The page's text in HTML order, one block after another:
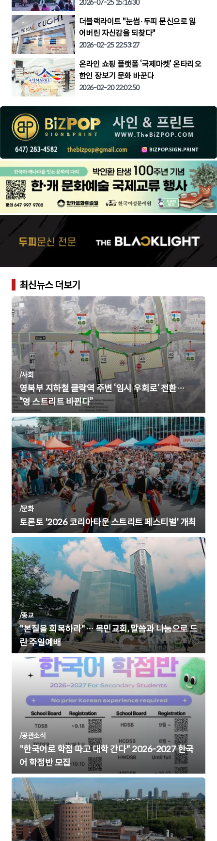
2026-07-25 15:16:30
더블랙라이트 "눈썹·두피 문신으로 잃
어버린 자신감을 되찾다"
2026-02-25 22:53:27
온라인 쇼핑 플랫폼 ‘국제마켓’ 온타리오
한인 장보기 문화 바꾼다
2026-02-20 22:02:50
최신뉴스 더보기
/사회
영북부 지하철 클락역 주변 ‘임시 우회로’ 전환…
“영 스트리트 바뀐다”
/문화
토론토 '2026 코리아타운 스트리트 페스티벌' 개최
/종교
"본질을 회복하라"… 목민교회, 말씀과 나눔으로 드
린 주일예배
/공관소식
"한국어로 학점 따고 대학 간다" 2026-2027 한국
어 학점반 모집